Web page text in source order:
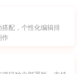
配，个性化编辑排
作